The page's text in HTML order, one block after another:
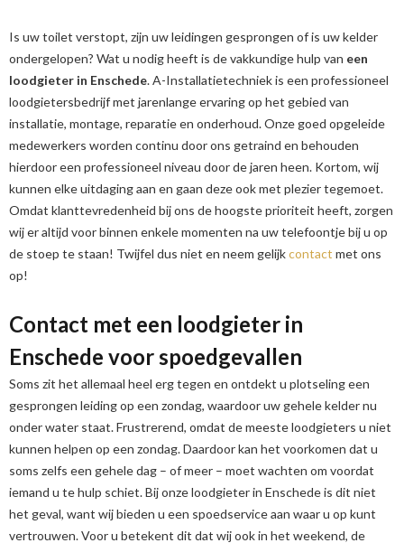
Is uw toilet verstopt, zijn uw leidingen gesprongen of is uw kelder
ondergelopen? Wat u nodig heeft is de vakkundige hulp van een
loodgieter in Enschede. A-Installatietechniek is een professioneel
loodgietersbedrijf met jarenlange ervaring op het gebied van
installatie, montage, reparatie en onderhoud. Onze goed opgeleide
medewerkers worden continu door ons getraind en behouden
hierdoor een professioneel niveau door de jaren heen. Kortom, wij
kunnen elke uitdaging aan en gaan deze ook met plezier tegemoet.
Omdat klanttevredenheid bij ons de hoogste prioriteit heeft, zorgen
wij er altijd voor binnen enkele momenten na uw telefoontje bij u op
de stoep te staan! Twijfel dus niet en neem gelijkcontact met ons
op!
Contact met een loodgieter in
Enschede voor spoedgevallen
Soms zit het allemaal heel erg tegen en ontdekt u plotseling een
gesprongen leiding op een zondag, waardoor uw gehele kelder nu
onder water staat. Frustrerend, omdat de meeste loodgieters u niet
kunnen helpen op een zondag. Daardoor kan het voorkomen dat u
soms zelfs een gehele dag – of meer – moet wachten om voordat
iemand u te hulp schiet. Bij onze loodgieter in Enschede is dit niet
het geval, want wij bieden u een spoedservice aan waar u op kunt
vertrouwen. Voor u betekent dit dat wij ook in het weekend, de